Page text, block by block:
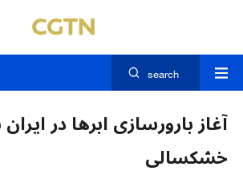
search
آغاز بارورسازی ابرها در ایران
خشکسالی